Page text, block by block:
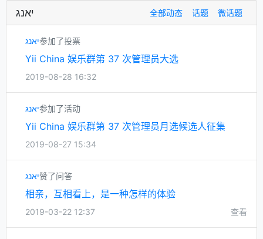
יאנג 全部动态 话题 微话题
יאנג参加了投票
Yii China 娱乐群第 37 次管理员大选
2019-08-28 16:32
יאנג参加了活动
Yii China 娱乐群第 37 次管理员月选候选人征集
2019-08-27 15:34
יאנג赞了问答
相亲，互相看上，是一种怎样的体验
2019-03-22 12:37 查看